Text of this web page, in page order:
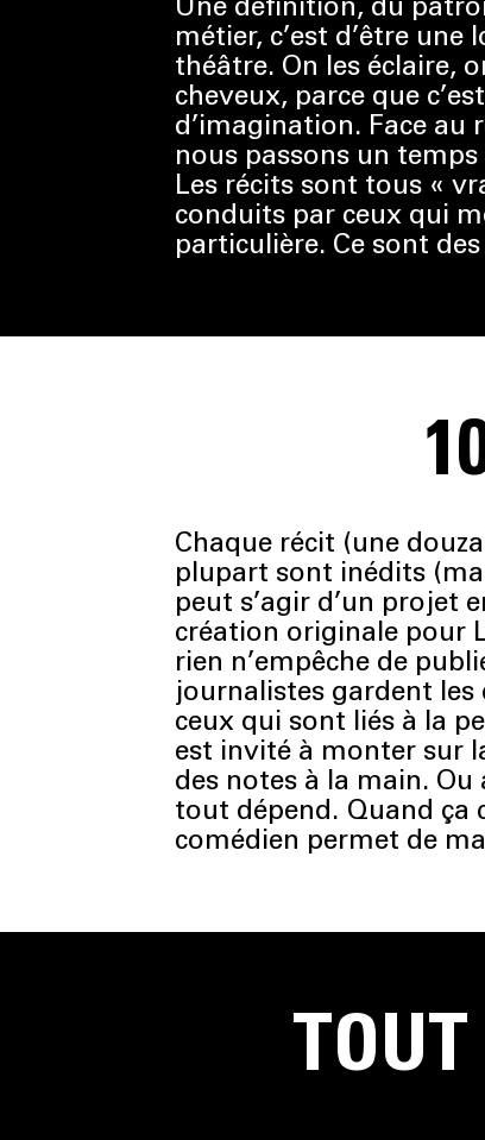
métier, c’est d’être
théâtre. On les éclaire,
cheveux, parce que
d’imagination. Face
nous passons un
Les récits sont tous «
conduits par ceux qui
particulière. Ce sont
Chaque récit (une
plupart sont inédits
peut s’agir d’un projet
création originale pour
rien n’empêche de
journalistes gardent les
ceux qui sont liés à la
est invité à monter sur
des notes à la main.
tout dépend. Quand ça
comédien permet de